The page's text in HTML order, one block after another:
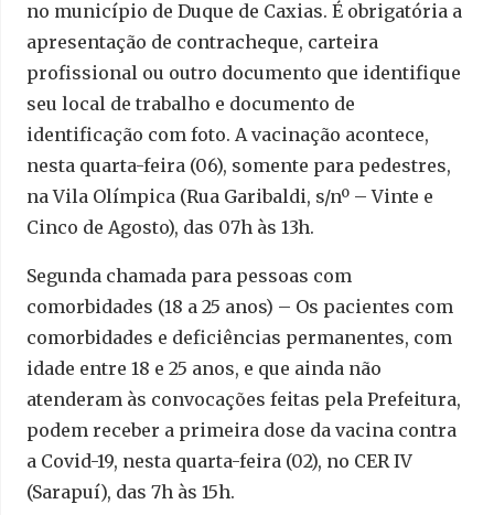
no município de Duque de Caxias. É obrigatória a
apresentação de contracheque, carteira
profissional ou outro documento que identifique
seu local de trabalho e documento de
identificação com foto. A vacinação acontece,
nesta quarta-feira (06), somente para pedestres,
na Vila Olímpica (Rua Garibaldi, s/nº – Vinte e
Cinco de Agosto), das 07h às 13h.
Segunda chamada para pessoas com
comorbidades (18 a 25 anos) – Os pacientes com
comorbidades e deficiências permanentes, com
idade entre 18 e 25 anos, e que ainda não
atenderam às convocações feitas pela Prefeitura,
podem receber a primeira dose da vacina contra
a Covid-19, nesta quarta-feira (02), no CER IV
(Sarapuí), das 7h às 15h.